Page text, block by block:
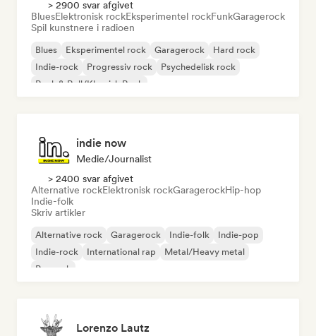
> 2900 svar afgivet
BluesElektronisk rockEksperimentel rockFunkGaragerock
Spil kunstnere i radioen
Blues Eksperimentel rock Garagerock
Hard rock
Indie-rock
Progressiv rock
Psychedelisk rock
Rock & Roll/Klassisk Rock
indie now
Medie/journalist
> 2400 svar afgivet
Alternative rockElektronisk rockGaragerockHip-hop
Indie-folk
Skriv artikler
Alternative rock Garagerock Indie-folk
Indie-pop
Indie-rock
International rap
Metal/Heavy metal
Poprock
Lorenzo Lautz